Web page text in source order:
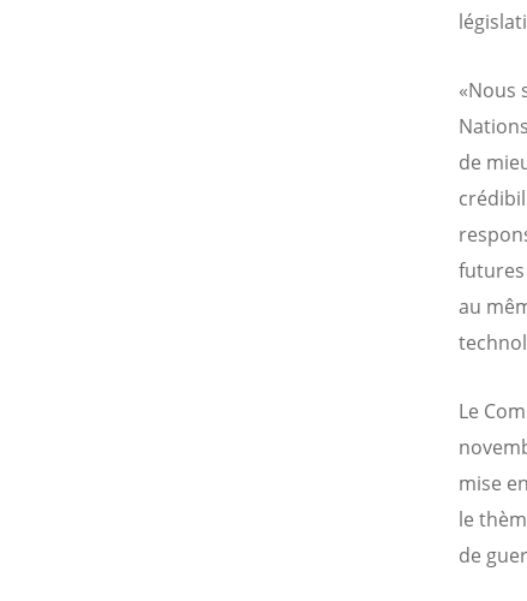
«Nous
de
futures
au
Le
mise
le
de